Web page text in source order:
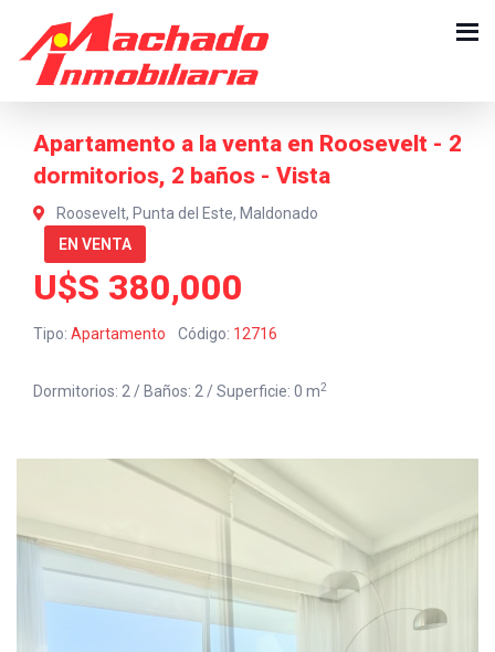
Apartamento a la venta en Roosevelt - 2
dormitorios, 2 baños - Vista
Roosevelt, Punta del Este, Maldonado
EN VENTA
U$S 380,000
Tipo: Apartamento Código: 12716
Dormitorios: 2 / Baños: 2 / Superficie: 0 m2